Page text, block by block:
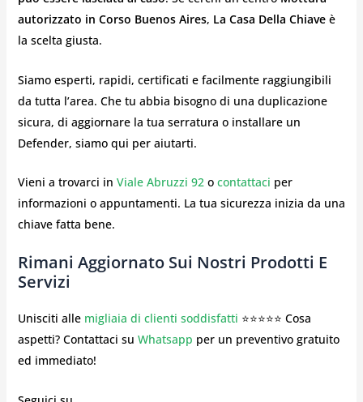
autorizzato in Corso Buenos Aires, La Casa Della Chiaveè
la scelta giusta.
Siamo esperti, rapidi, certificati e facilmente raggiungibili
da tutta l’area. Che tu abbia bisogno di una duplicazione
sicura, di aggiornare la tua serratura o installare un
Defender, siamo qui per aiutarti.
Vieni a trovarci in Viale Abruzzi 92o contattaci per
informazioni o appuntamenti. La tua sicurezza inizia da una
chiave fatta bene.
Rimani Aggiornato Sui Nostri Prodotti E
Servizi
Unisciti alle migliaia di clienti soddisfatti ⭐⭐⭐⭐⭐ Cosa
aspetti? Contattaci su Whatsapp per un preventivo gratuito
ed immediato!